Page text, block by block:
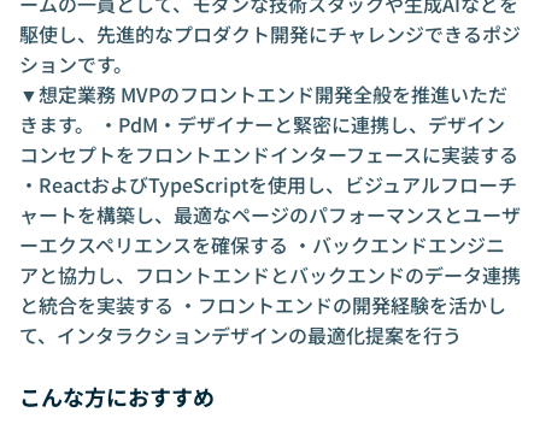
駆使し、先進的なプロダクト開発にチャレンジできるポジ
ションです。
▼想定業務 MVPのフロントエンド開発全般を推進いただ
きます。 ・PdM・デザイナーと緊密に連携し、デザイン
コンセプトをフロントエンドインターフェースに実装する
・ReactおよびTypeScriptを使用し、ビジュアルフローチ
ャートを構築し、最適なページのパフォーマンスとユーザ
ーエクスペリエンスを確保する ・バックエンドエンジニ
アと協力し、フロントエンドとバックエンドのデータ連携
と統合を実装する ・フロントエンドの開発経験を活かし
て、インタラクションデザインの最適化提案を行う
こんな方におすすめ